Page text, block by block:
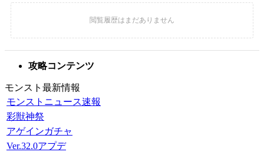
攻略コンテンツ
モンスト最新情報
モンストニュース速報
彩獣神祭
アゲインガチャ
Ver.32.0アプデ